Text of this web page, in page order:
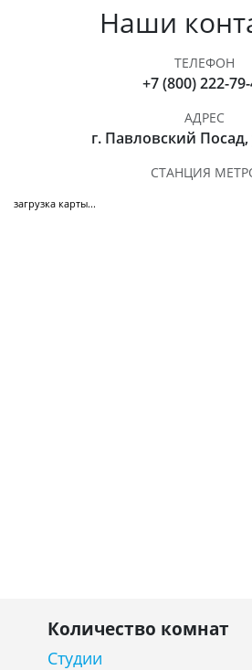
Наши
ТЕЛЕФОН
+7 (800) 222-
АДРЕС
г. Павловский
СТАНЦИЯ
загрузка карты...
Количество комнат
Студии